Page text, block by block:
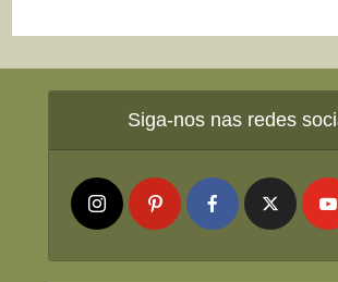
Siga-nos nas redes